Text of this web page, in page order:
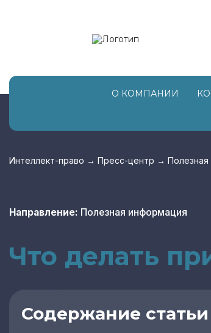
О КОМПАНИИ
Интеллект-право → Пресс-центр →
Направление: Полезная информация
Что делать
Содержание статьи